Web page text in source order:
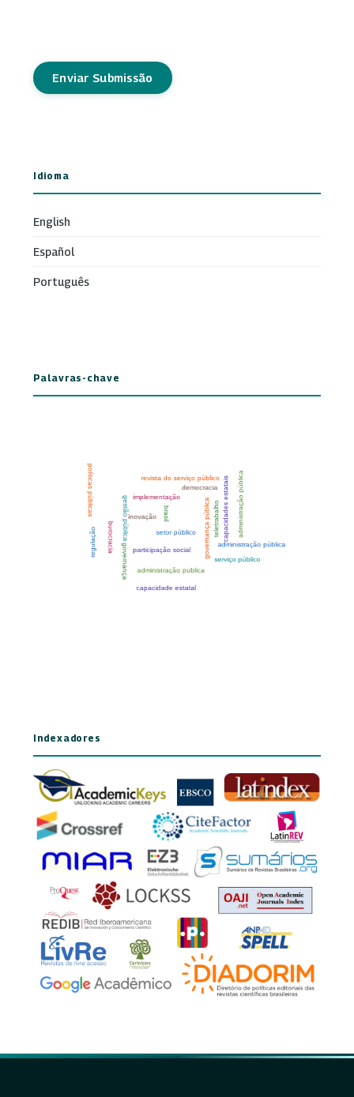
Enviar Submissão
Idioma
English
Español
Português
Palavras-chave
Indexadores